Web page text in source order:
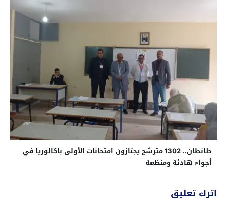
طانطان.. 1302 مترشح يجتازون امتحانات الأولى باكالوريا في
أجواء هادئة ومنظمة
اترك تعليق